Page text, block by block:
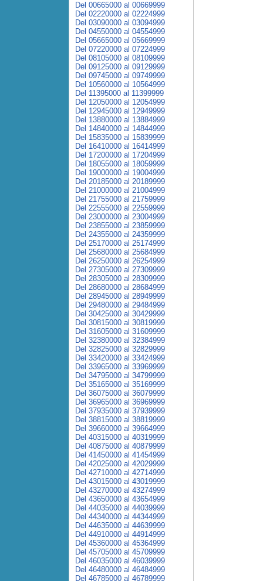
Del 00665000 al 00669999
Del 02220000 al 02224999
Del 03090000 al 03094999
Del 04550000 al 04554999
Del 05665000 al 05669999
Del 07220000 al 07224999
Del 08105000 al 08109999
Del 09125000 al 09129999
Del 09745000 al 09749999
Del 10560000 al 10564999
Del 11395000 al 11399999
Del 12050000 al 12054999
Del 12945000 al 12949999
Del 13880000 al 13884999
Del 14840000 al 14844999
Del 15835000 al 15839999
Del 16410000 al 16414999
Del 17200000 al 17204999
Del 18055000 al 18059999
Del 19000000 al 19004999
Del 20185000 al 20189999
Del 21000000 al 21004999
Del 21755000 al 21759999
Del 22555000 al 22559999
Del 23000000 al 23004999
Del 23855000 al 23859999
Del 24355000 al 24359999
Del 25170000 al 25174999
Del 25680000 al 25684999
Del 26250000 al 26254999
Del 27305000 al 27309999
Del 28305000 al 28309999
Del 28680000 al 28684999
Del 28945000 al 28949999
Del 29480000 al 29484999
Del 30425000 al 30429999
Del 30815000 al 30819999
Del 31605000 al 31609999
Del 32380000 al 32384999
Del 32825000 al 32829999
Del 33420000 al 33424999
Del 33965000 al 33969999
Del 34795000 al 34799999
Del 35165000 al 35169999
Del 36075000 al 36079999
Del 36965000 al 36969999
Del 37935000 al 37939999
Del 38815000 al 38819999
Del 39660000 al 39664999
Del 40315000 al 40319999
Del 40875000 al 40879999
Del 41450000 al 41454999
Del 42025000 al 42029999
Del 42710000 al 42714999
Del 43015000 al 43019999
Del 43270000 al 43274999
Del 43650000 al 43654999
Del 44035000 al 44039999
Del 44340000 al 44344999
Del 44635000 al 44639999
Del 44910000 al 44914999
Del 45360000 al 45364999
Del 45705000 al 45709999
Del 46035000 al 46039999
Del 46480000 al 46484999
Del 46785000 al 46789999